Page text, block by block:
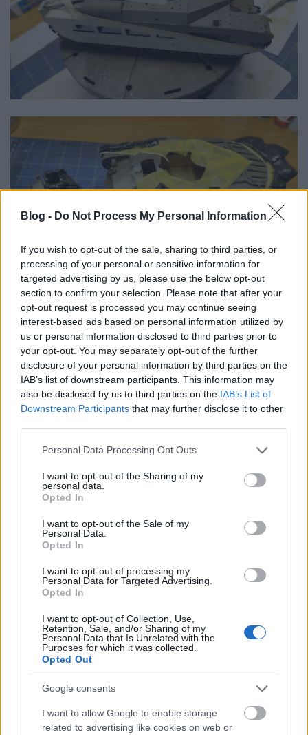
Blog - Do Not Process My Personal Information
If you wish to opt-out of the sale, sharing to third parties, or
processing of your personal or sensitive information for
targeted advertising by us, please use the below opt-out
section to confirm your selection. Please note that after your
opt-out request is processed you may continue seeing
interest-based ads based on personal information utilized by
us or personal information disclosed to third parties prior to
your opt-out. You may separately opt-out of the further
disclosure of your personal information by third parties on the
IAB’s list of downstream participants. This information may
also be disclosed by us to third parties on the IAB’s List of
Downstream Participants that may further disclose it to other
Please note that this website/app uses one or more Google
not limited to your visit or usage behaviour. You may click to
grant or deny consent to Google and its third-party tags to
use your data for below specified purposes in below Google
consent section.
Personal Data Processing Opt Outs
I want to opt-out of the Sharing of my
personal data.
Opted In
I want to opt-out of the Sale of my
Personal Data.
Opted In
I want to opt-out of processing my
Personal Data for Targeted Advertising.
Opted In
I want to opt-out of Collection, Use,
Retention, Sale, and/or Sharing of my
Personal Data that Is Unrelated with the
Purposes for which it was collected.
Opted Out
Google consents
I want to allow Google to enable storage
related to advertising like cookies on web or
A makettet először flakonos olajzöld alapozóval
alapoztam. Utána a Vallejo British Caunter Colors
tartalmaz. Tamiya maszkolószalaggal, illetve az AK
maszkológyurmájával elkülönítettem a kérdéses
homokszínnel kezdtem a felvitelt, amelyet
igyekeztem kissé egyenetlenül felfújni. Utána
28 Silver Grey. Ez utóbbi sajnos egyáltalán nem úgy
nézett ki, mint a szándék szerinti szürke, sokkal
inkább egy enyhén zöldes drapp volt. Elővettem
tehát a Hobby Color RLM 76-osát (H417), és ezzel
fejeztem be a terepszínt. Mindegyiket moduláltam
az adott színt felvilágosítva. Egy vékony réteg fényes
lakk felvitele következett.